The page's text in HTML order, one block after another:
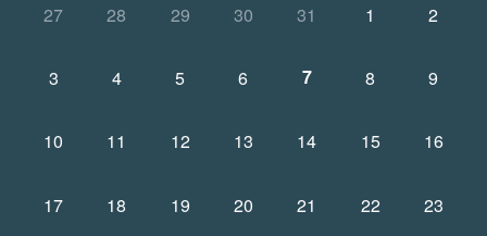
27 28 29 30 31 1 2
3 4 5 6 7 8 9
10 11 12 13 14 15 16
17 18 19 20 21 22 23